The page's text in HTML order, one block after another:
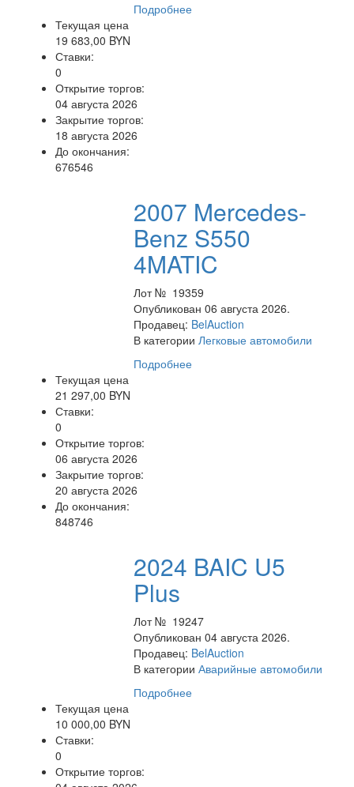
Подробнее
Текущая цена
19 683,00 BYN
Ставки:
0
Открытие торгов:
04 августа 2026
Закрытие торгов:
18 августа 2026
До окончания:
676546
2007 Mercedes-
Benz S550
4MATIC
Лот № 19359
Опубликован 06 августа 2026.
Продавец: BelAuction
В категорииЛегковые автомобили
Подробнее
Текущая цена
21 297,00 BYN
Ставки:
0
Открытие торгов:
06 августа 2026
Закрытие торгов:
20 августа 2026
До окончания:
848746
2024 BAIC U5
Plus
Лот № 19247
Опубликован 04 августа 2026.
Продавец: BelAuction
В категорииАварийные автомобили
Подробнее
Текущая цена
10 000,00 BYN
Ставки:
0
Открытие торгов: